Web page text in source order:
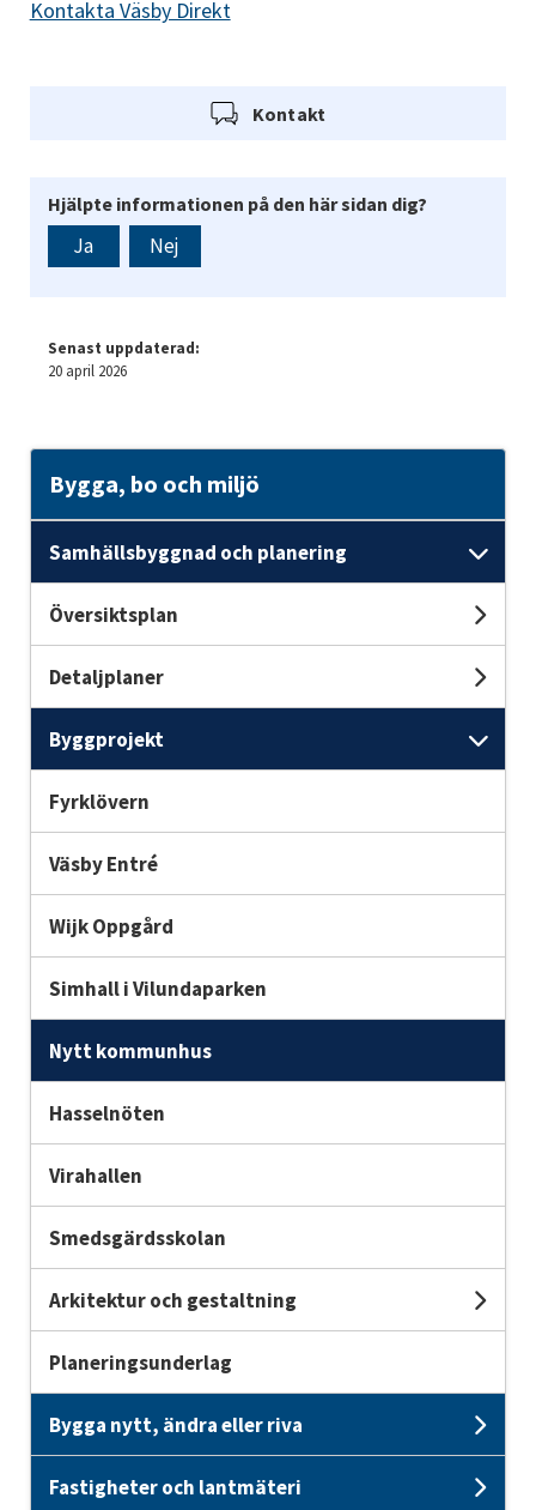
Kontakta Väsby Direkt
Kontakt
Hjälpte informationen på den här sidan dig?
Ja Nej
Senast uppdaterad:
20 april 2026
Bygga, bo och miljö
Samhällsbyggnad och planering
Översiktsplan
Detaljplaner
Byggprojekt
Fyrklövern
Väsby Entré
Wijk Oppgård
Simhall i Vilundaparken
Nytt kommunhus
Hasselnöten
Virahallen
Smedsgärdsskolan
Arkitektur och gestaltning
Planeringsunderlag
Bygga nytt, ändra eller riva
Fastigheter och lantmäteri